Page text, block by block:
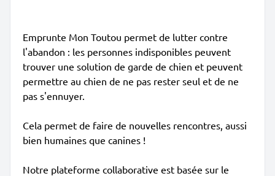
Emprunte Mon Toutou permet de lutter contre
l'abandon : les personnes indisponibles peuvent
trouver une solution de garde de chien et peuvent
permettre au chien de ne pas rester seul et de ne
pas s'ennuyer.
Cela permet de faire de nouvelles rencontres, aussi
bien humaines que canines !
Notre plateforme collaborative est basée sur le